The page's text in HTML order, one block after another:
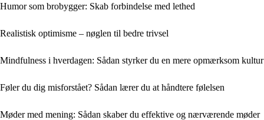
Humor som brobygger: Skab forbindelse med lethed
Realistisk optimisme – nøglen til bedre trivsel
Mindfulness i hverdagen: Sådan styrker du en mere opmærksom kultur
Føler du dig misforstået? Sådan lærer du at håndtere følelsen
Møder med mening: Sådan skaber du effektive og nærværende møder